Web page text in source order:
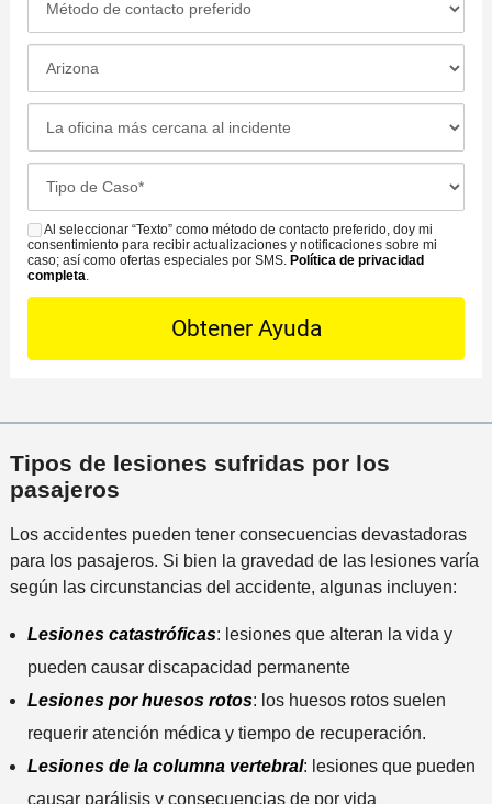
*
f
n
*
t
d
d
C
o
n
t
t
P
e
f
d
o
c
c
ó
n
d
e
i
d
e
n
t
e
o
i
c
i
n
e
r
a
n
a
l
i
n
d
e
s
e
D
e
a
*
S
M
S
Al seleccionar “Texto” como método de contacto preferido, doy mi
consentimiento para recibir actualizaciones y notificaciones sobre mi
caso; así como ofertas especiales por SMS. Política de privacidad
completa
Tipos de lesiones sufridas por los
pasajeros
Los accidentes pueden tener consecuencias devastadoras
para los pasajeros. Si bien la gravedad de las lesiones varía
según las circunstancias del accidente, algunas incluyen:
Lesiones catastróficas: lesiones que alteran la vida y
pueden causar discapacidad permanente
Lesiones por huesos rotos: los huesos rotos suelen
requerir atención médica y tiempo de recuperación.
Lesiones de la columna vertebral: lesiones que pueden
causar parálisis y consecuencias de por vida